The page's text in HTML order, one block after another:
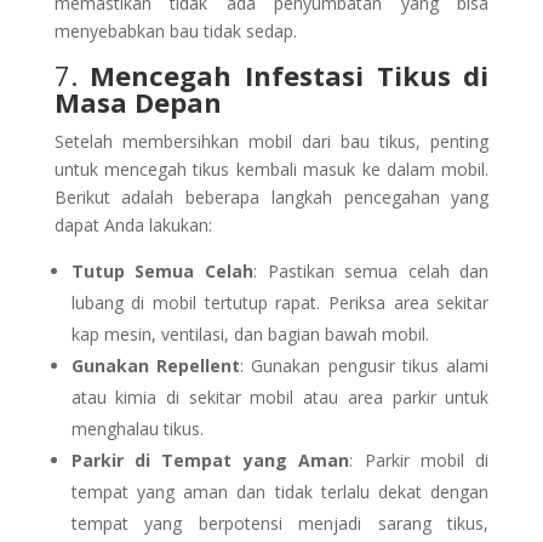
menyebabkan bau tidak sedap.
7. Mencegah Infestasi Tikus di
Masa Depan
Setelah membersihkan mobil dari bau tikus, penting
untuk mencegah tikus kembali masuk ke dalam mobil.
Berikut adalah beberapa langkah pencegahan yang
dapat Anda lakukan:
Tutup Semua Celah: Pastikan semua celah dan
lubang di mobil tertutup rapat. Periksa area sekitar
kap mesin, ventilasi, dan bagian bawah mobil.
Gunakan Repellent: Gunakan pengusir tikus alami
atau kimia di sekitar mobil atau area parkir untuk
menghalau tikus.
Parkir di Tempat yang Aman: Parkir mobil di
tempat yang aman dan tidak terlalu dekat dengan
tempat yang berpotensi menjadi sarang tikus,